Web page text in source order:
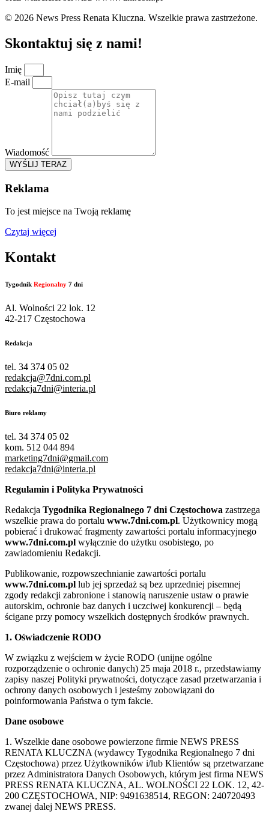
© 2026 News Press Renata Kluczna. Wszelkie prawa zastrzeżone.
Skontaktuj się z nami!
Imię
E-mail
Wiadomość
WYŚLIJ TERAZ
Reklama
To jest miejsce na Twoją reklamę
Czytaj więcej
Kontakt
Tygodnik Regionalny 7 dni
Al. Wolności 22 lok. 12
42-217 Częstochowa
Redakcja
tel. 34 374 05 02
redakcja@7dni.com.pl
redakcja7dni@interia.pl
Biuro reklamy
tel. 34 374 05 02
kom. 512 044 894
marketing7dni@gmail.com
redakcja7dni@interia.pl
Regulamin i Polityka Prywatności
Redakcja Tygodnika Regionalnego 7 dni Częstochowa zastrzega
wszelkie prawa do portalu www.7dni.com.pl. Użytkownicy mogą
pobierać i drukować fragmenty zawartości portalu informacyjnego
www.7dni.com.pl wyłącznie do użytku osobistego, po
zawiadomieniu Redakcji.
Publikowanie, rozpowszechnianie zawartości portalu
www.7dni.com.pl lub jej sprzedaż są bez uprzedniej pisemnej
zgody redakcji zabronione i stanowią naruszenie ustaw o prawie
autorskim, ochronie baz danych i uczciwej konkurencji – będą
ścigane przy pomocy wszelkich dostępnych środków prawnych.
1. Oświadczenie RODO
W związku z wejściem w życie RODO (unijne ogólne
rozporządzenie o ochronie danych) 25 maja 2018 r., przedstawiamy
zapisy naszej Polityki prywatności, dotyczące zasad przetwarzania i
ochrony danych osobowych i jesteśmy zobowiązani do
poinformowania Państwa o tym fakcie.
Dane osobowe
1. Wszelkie dane osobowe powierzone firmie NEWS PRESS
RENATA KLUCZNA (wydawcy Tygodnika Regionalnego 7 dni
Częstochowa) przez Użytkowników i/lub Klientów są przetwarzane
przez Administratora Danych Osobowych, którym jest firma NEWS
PRESS RENATA KLUCZNA, AL. WOLNOŚCI 22 LOK. 12, 42-
200 CZĘSTOCHOWA, NIP: 9491638514, REGON: 240720493
zwanej dalej NEWS PRESS.